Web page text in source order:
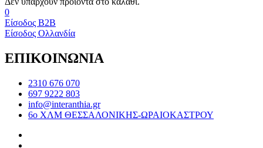
0
Είσοδος B2B
Είσοδος Ολλανδία
ΕΠΙΚΟΙΝΩΝΙΑ
2310 676 070
697 9222 803
info@interanthia.gr
6ο ΧΛΜ ΘΕΣΣΑΛΟΝΙΚΗΣ-ΩΡΑΙΟΚΑΣΤΡΟΥ